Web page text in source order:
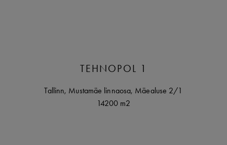
TEHNOPOL 1
Tallinn, Mustamäe linnaosa, Mäealuse 2/1
14200 m2